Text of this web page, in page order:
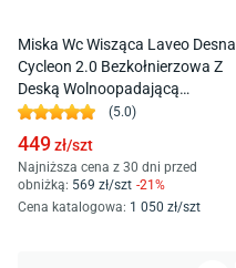
Miska Wc Wisząca Laveo Desna
Cycleon 2.0 Bezkołnierzowa Z
Deską Wolnoopadającą
Duroplast Vmd_610S
(5.0)
449zł/szt
Najniższa cena z 30 dni przed
obniżką: 569 zł/szt -21%
Cena katalogowa: 1 050 zł/szt